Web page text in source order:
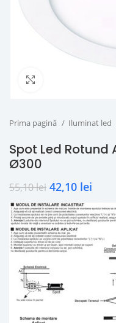
Prima pagină Iluminat led
Spot Led Rotund
Ø300
55,10lei 42,10 lei